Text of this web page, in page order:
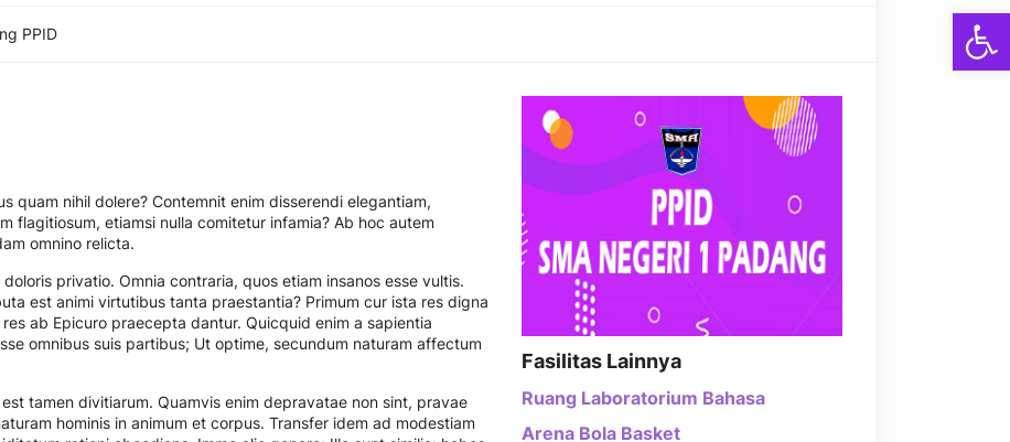
PPID
quam nihil dolere? Contemnit enim disserendi elegantiam,
flagitiosum, etiamsi nulla comitetur infamia? Ab hoc autem
omnino relicta.
privatio. Omnia contraria, quos etiam insanos esse vultis.
est animi virtutibus tanta praestantia? Primum cur ista res digna
ab Epicuro praecepta dantur. Quicquid enim a sapientia
omnibus suis partibus; Ut optime, secundum naturam affectum
tamen divitiarum. Quamvis enim depravatae non sint, pravae
hominis in animum et corpus. Transfer idem ad modestiam
Fasilitas Lainnya
Ruang Laboratorium Bahasa
Arena Bola Basket